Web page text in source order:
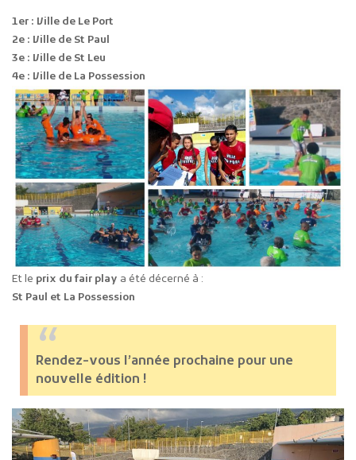
1er : Ville de Le Port
2e : Ville de St Paul
3e : Ville de St Leu
4e : Ville de La Possession
Et le prix du fair play a été décerné à :
St Paul et La Possession
Rendez-vous l’année prochaine pour une
nouvelle édition !